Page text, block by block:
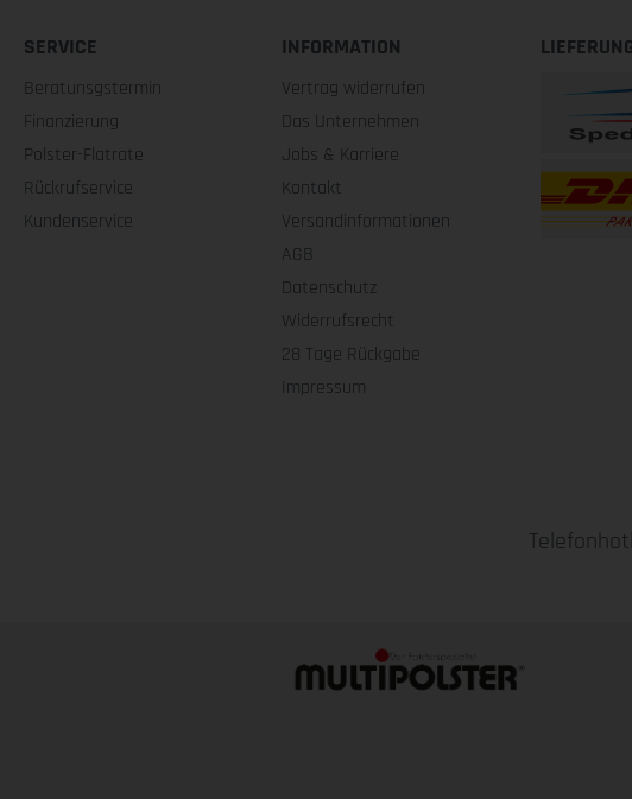
SERVICE
Beratunsgstermin
Finanzierung
Polster-Flatrate
Rückrufservice
Kundenservice
INFORMATION
Vertrag widerrufen
Das Unternehmen
Jobs & Karriere
Kontakt
Versandinformationen
AGB
Datenschutz
Widerrufsrecht
28 Tage Rückgabe
Impressum